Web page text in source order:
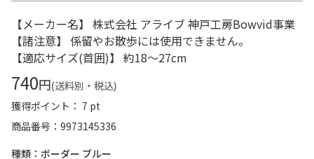
【メーカー名】 株式会社 アライブ 神戸工房Bowvid事業
【諸注意】 係留やお散歩には使用できません。
【適応サイズ(首囲)】 約18～27cm
740円(送料別・税込)
獲得ポイント： 7 pt
商品番号
9973145336
種類：ボーダー ブルー